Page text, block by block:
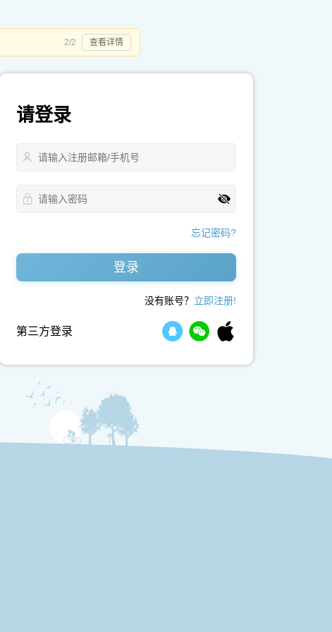
2/2 查看详情
请登录
忘记密码?
登录
没有账号？ 立即注册!
第三方登录